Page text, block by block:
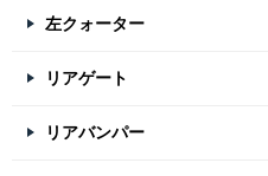
左クォーター
リアゲート
リアバンパー